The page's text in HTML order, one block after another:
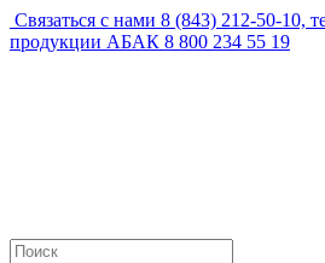
Связаться с нами 8 (843) 212-50-10,
продукции АБАК 8 800 234 55 19